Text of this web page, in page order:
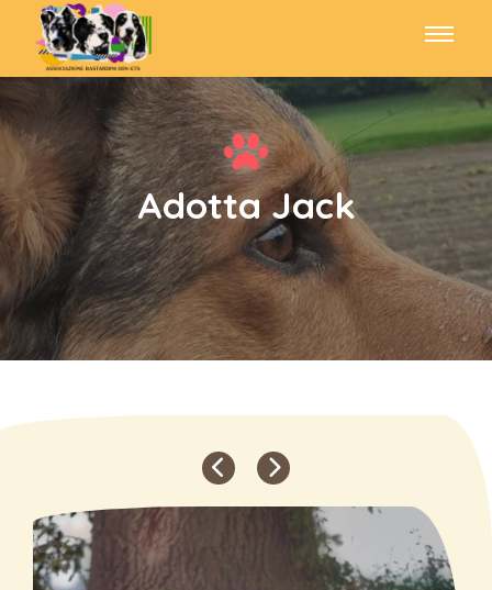
Adotta Jack